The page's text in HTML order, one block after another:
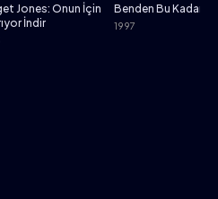
Jones: Onun İçin
İndir
Benden Bu Kadar
1997